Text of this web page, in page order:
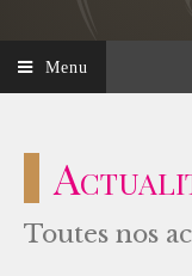
Menu
Toutes nos